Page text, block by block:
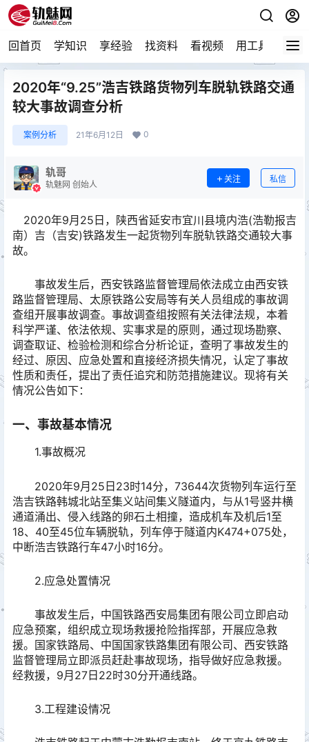
回首页 学知识 享经验 找资料 看视频 用工具 论技
2020年“9.25”浩吉铁路货物列车脱轨铁路交通
较大事故调查分析
案例分析 21年6月12日 0
轨哥
轨魅网 创始人
关注 私信
2020年9月25日，陕西省延安市宜川县境内浩(浩勒报吉
南）吉（吉安)铁路发生一起货物列车脱轨铁路交通较大事
故。
事故发生后，西安铁路监督管理局依法成立由西安铁
路监督管理局、太原铁路公安局等有关人员组成的事故调
查组开展事故调查。事故调查组按照有关法律法规，本着
科学严谨、依法依规、实事求是的原则，通过现场勘察、
调查取证、检验检测和综合分析论证，查明了事故发生的
经过、原因、应急处置和直接经济损失情况，认定了事故
性质和责任，提出了责任追究和防范措施建议。现将有关
情况公告如下：
一、事故基本情况
1.事故概况
2020年9月25日23时14分，73644次货物列车运行至
浩吉铁路韩城北站至集义站间集义隧道内，与从1号竖井横
通道涌出、侵入线路的卵石土相撞，造成机车及机后1至
18、40至45位车辆脱轨，列车停于隧道内K474+075处，
中断浩吉铁路行车47小时16分。
2.应急处置情况
事故发生后，中国铁路西安局集团有限公司立即启动
应急预案，组织成立现场救援抢险指挥部，开展应急救
援。国家铁路局、中国国家铁路集团有限公司、西安铁路
监督管理局立即派员赶赴事故现场，指导做好应急救援。
经救援，9月27日22时30分开通线路。
3.工程建设情况